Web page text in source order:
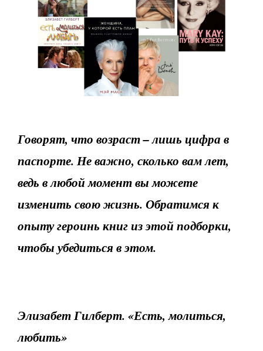
Говорят, что возраст – лишь цифра в
паспорте. Не важно, сколько вам лет,
ведь в любой момент вы можете
изменить свою жизнь. Обратимся к
опыту героинь книг из этой подборки,
чтобы убедиться в этом.
Элизабет Гилберт. «Есть, молиться,
любить»